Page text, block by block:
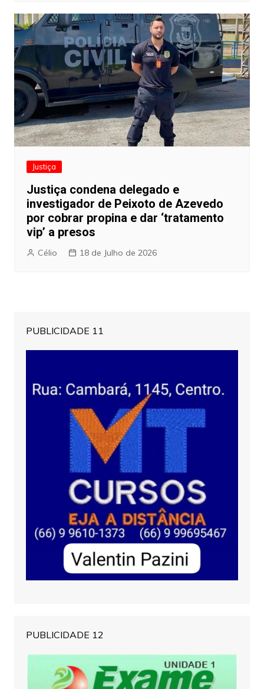
Justiça
Justiça condena delegado e
investigador de Peixoto de Azevedo
por cobrar propina e dar ‘tratamento
vip’ a presos
Célio 18 de Julho de 2026
PUBLICIDADE 11
PUBLICIDADE 12